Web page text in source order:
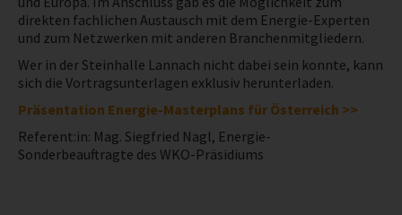
NEWS
PRÜFING
BETRIEBSCHECK
direkten fachlichen Austausch mit dem Energie-Experten
und zum Netzwerken mit anderen Branchenmitgliedern.
Wer in der Steinhalle Lannach nicht dabei sein konnte, kann
sich die Vortragsunterlagen exklusiv herunterladen.
Präsentation Energie-Masterplans für Österreich >>
Referent:in: Mag. Siegfried Nagl, Energie-
Sonderbeauftragte des WKO-Präsidiums